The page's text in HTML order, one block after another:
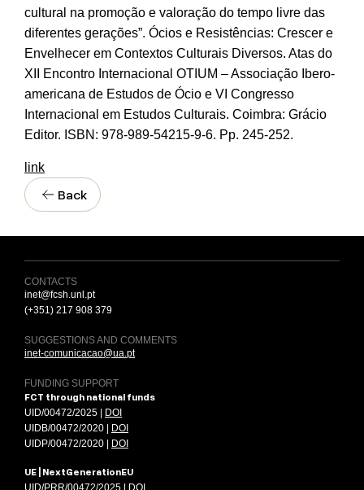
cultural na promoção e valoração do tempo livre das
diferentes gerações”. Ócios e Resistências: Crescer e
Envelhecer em Contextos Culturais Diversos. Atas do
XII Encontro Internacional OTIUM – Associação Ibero-
americana de Estudos de Ócio e VI Congresso
Internacional em Estudos Culturais. Coimbra: Grácio
Editor. ISBN: 978-989-54215-9-6. Pp. 245-252.
link
Back
CONTACTS
inet@fcsh.unl.pt
(+351) 217 908 379
SUGGESTIONS AND COMMENTS
inet-comunicacao@ua.pt
FUNDING SUPPORT
FCT through national funds
UID/00472/2025 |
DOI
UIDB/00472/2020 |
DOI
UIDP/00472/2020 |
DOI
UE | NextGenerationEU
UID/PRR/00472/2025
DOI